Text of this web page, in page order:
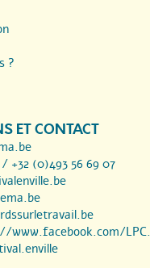
?
ET CONTACT
/ +32 (0)493 56 69 07
www.facebook.com/